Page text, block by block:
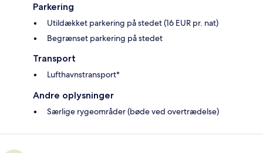
Parkering
Utildækket parkering på stedet (16 EUR pr. nat)
Begrænset parkering på stedet
Transport
Lufthavnstransport*
Andre oplysninger
Særlige rygeområder (bøde ved overtrædelse)